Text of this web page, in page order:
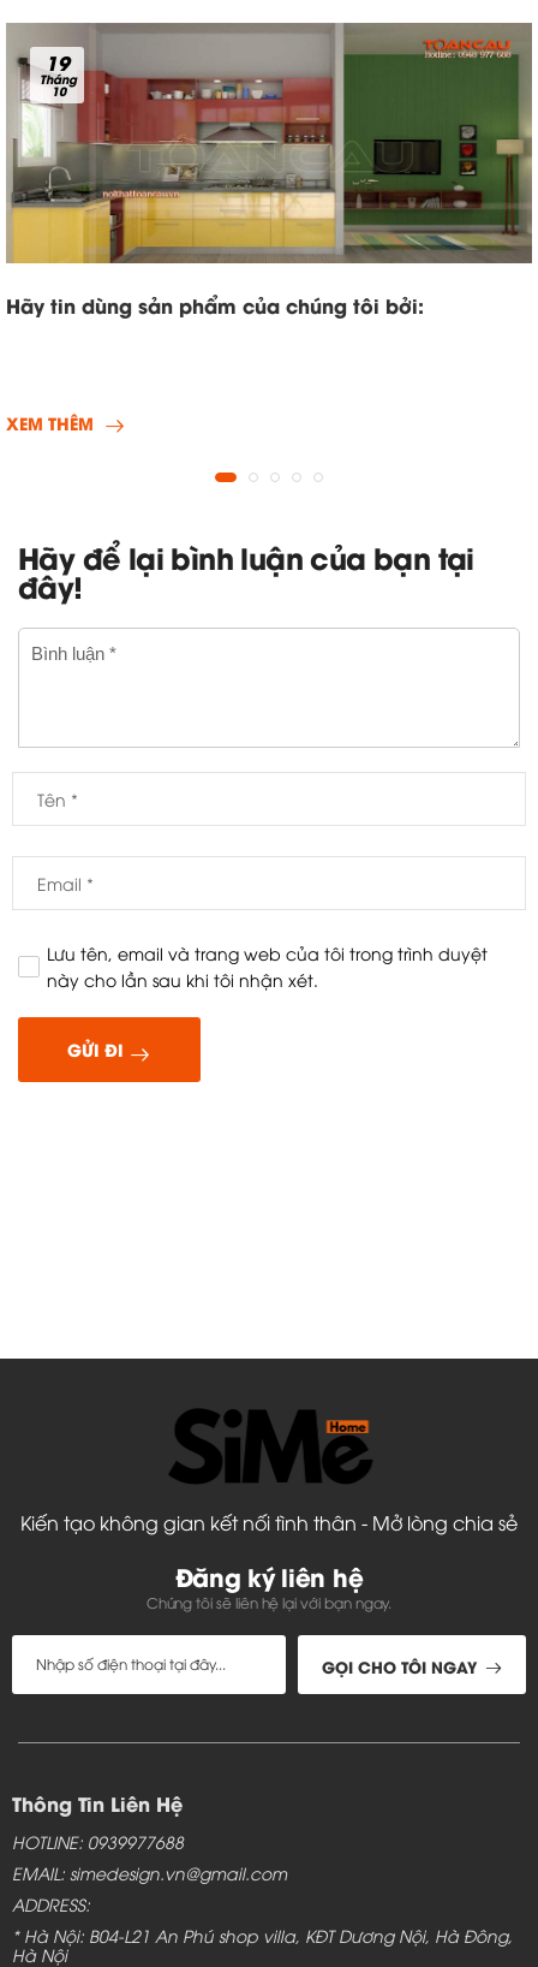
19
Tháng
10
Hãy tin dùng sản phẩm của chúng tôi bởi:
XEM THÊM
Hãy để lại bình luận của bạn tại
đây!
Lưu tên, email và trang web của tôi trong trình duyệt
này cho lần sau khi tôi nhận xét.
GỬI ĐI
Kiến tạo không gian kết nối tình thân - Mở lòng chia sẻ
Đăng ký liên hệ
Chúng tôi sẽ liên hệ lại với bạn ngay.
GỌI CHO TÔI NGAY
Thông Tin Liên Hệ
HOTLINE: 0939977688
EMAIL: simedesign.vn@gmail.com
ADDRESS:
* Hà Nội: B04-L21 An Phú shop villa, KĐT Dương Nội, Hà Đông,
Hà Nội